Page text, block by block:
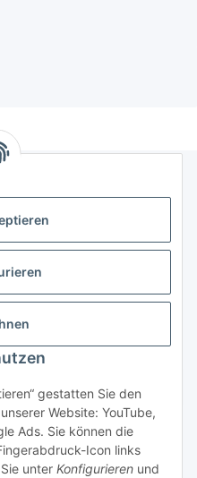
gestatten Sie den
Website: YouTube,
Ads. Sie können die
Icon links
unter Konfigurieren und